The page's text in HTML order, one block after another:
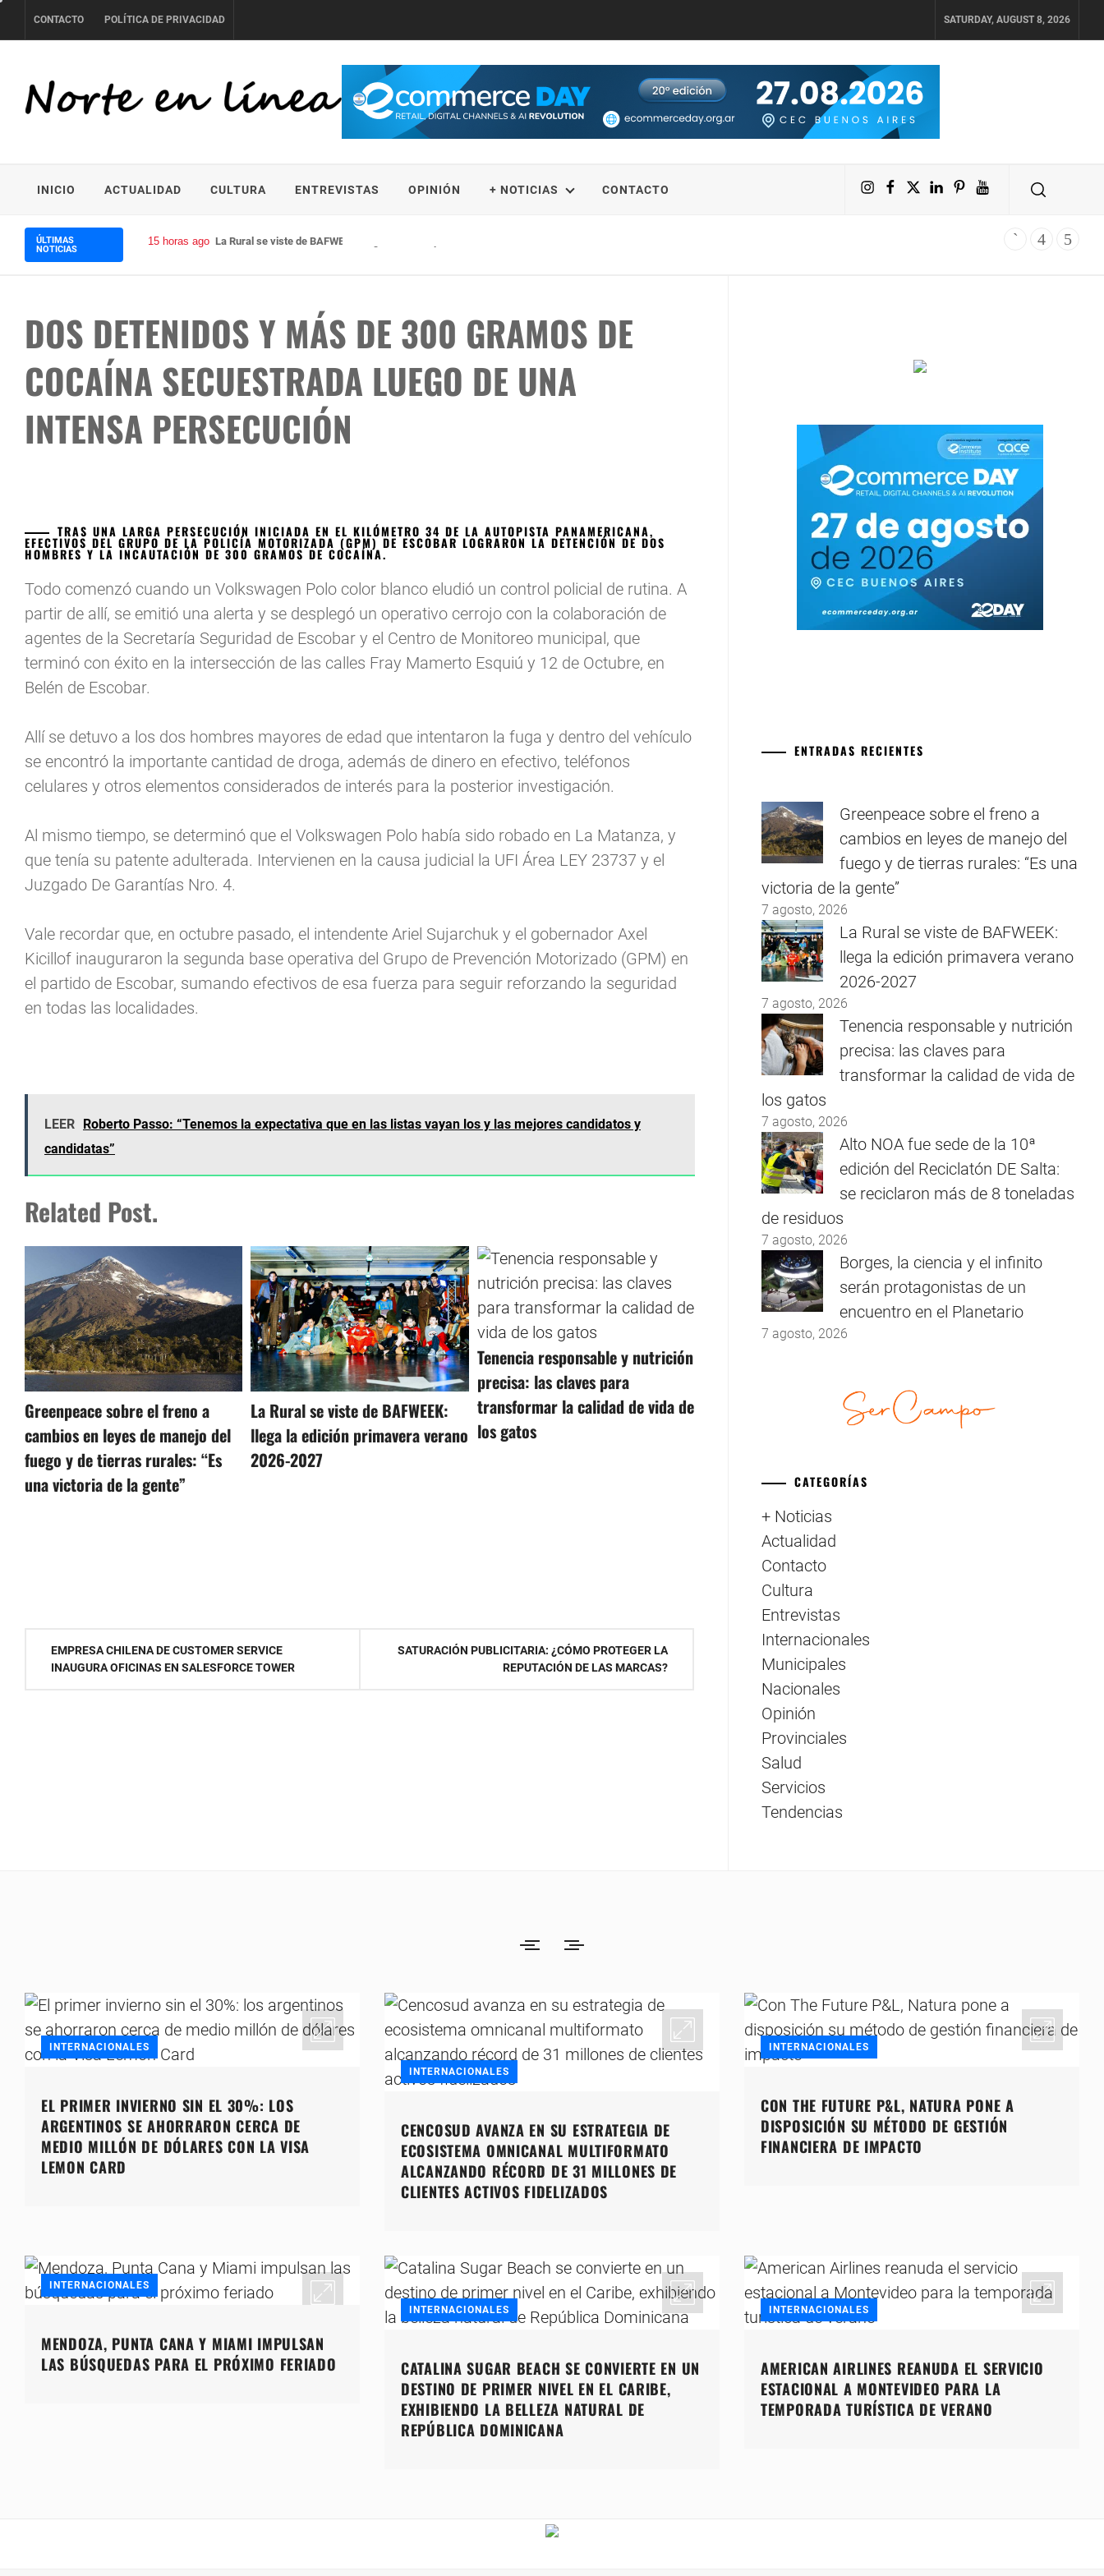
to
CONTACTO POLÍTICA DE PRIVACIDAD SATURDAY, AUGUST 8, 2026
INICIO ACTUALIDAD CULTURA ENTREVISTAS OPINIÓN + NOTICIAS CONTACTO Instagram
Facebook
X LinkedIn
PinterestYouTube
ÚLTIMAS
NOTICIAS
15 horas ago La Rural se viste de BAFWEEK: llega la edición primavera verano 2026-2027
DOS DETENIDOS Y MÁS DE 300 GRAMOS DE
COCAÍNA SECUESTRADA LUEGO DE UNA
INTENSA PERSECUCIÓN
TRAS UNA LARGA PERSECUCIÓN INICIADA EN EL KILÓMETRO 34 DE LA AUTOPISTA PANAMERICANA,
EFECTIVOS DEL GRUPO DE LA POLICÍA MOTORIZADA (GPM) DE ESCOBAR LOGRARON LA DETENCIÓN DE DOS
HOMBRES Y LA INCAUTACIÓN DE 300 GRAMOS DE COCAÍNA.
Todo comenzó cuando un Volkswagen Polo color blanco eludió un control policial de rutina. A
partir de allí, se emitió una alerta y se desplegó un operativo cerrojo con la colaboración de
agentes de la Secretaría Seguridad de Escobar y el Centro de Monitoreo municipal, que
terminó con éxito en la intersección de las calles Fray Mamerto Esquiú y 12 de Octubre, en
Belén de Escobar.
Allí se detuvo a los dos hombres mayores de edad que intentaron la fuga y dentro del vehículo
se encontró la importante cantidad de droga, además de dinero en efectivo, teléfonos
celulares y otros elementos considerados de interés para la posterior investigación.
Al mismo tiempo, se determinó que el Volkswagen Polo había sido robado en La Matanza, y
que tenía su patente adulterada. Intervienen en la causa judicial la UFI Área LEY 23737 y el
Juzgado De Garantías Nro. 4.
Vale recordar que, en octubre pasado, el intendente Ariel Sujarchuk y el gobernador Axel
Kicillof inauguraron la segunda base operativa del Grupo de Prevención Motorizado (GPM) en
el partido de Escobar, sumando efectivos de esa fuerza para seguir reforzando la seguridad
en todas las localidades.
LEER Roberto Passo: “Tenemos la expectativa que en las listas vayan los y las mejores candidatos y
candidatas”
Related Post.
Greenpeace sobre el freno a
cambios en leyes de manejo del
fuego y de tierras rurales: “Es
una victoria de la gente”
La Rural se viste de BAFWEEK:
llega la edición primavera verano
2026-2027
Tenencia responsable y nutrición
precisa: las claves para
transformar la calidad de vida de
los gatos
Navegación
EMPRESA CHILENA DE CUSTOMER SERVICE
INAUGURA OFICINAS EN SALESFORCE TOWER
SATURACIÓN PUBLICITARIA: ¿CÓMO PROTEGER LA
REPUTACIÓN DE LAS MARCAS?
ENTRADAS RECIENTES
Greenpeace sobre el freno a
cambios en leyes de manejo del
fuego y de tierras rurales: “Es una
victoria de la gente”
7 agosto, 2026
La Rural se viste de BAFWEEK:
llega la edición primavera verano
2026-2027
7 agosto, 2026
Tenencia responsable y nutrición
precisa: las claves para
transformar la calidad de vida de
los gatos
7 agosto, 2026
Alto NOA fue sede de la 10ª
edición del Reciclatón DE Salta:
se reciclaron más de 8 toneladas
de residuos
7 agosto, 2026
Borges, la ciencia y el infinito
serán protagonistas de un
encuentro en el Planetario
7 agosto, 2026
CATEGORÍAS
+ Noticias
Actualidad
Contacto
Cultura
Entrevistas
Internacionales
Municipales
Nacionales
Opinión
Provinciales
Salud
Servicios
Tendencias
INTERNACIONALES
EL PRIMER INVIERNO SIN EL 30%: LOS
ARGENTINOS SE AHORRARON CERCA DE
MEDIO MILLÓN DE DÓLARES CON LA VISA
LEMON CARD
INTERNACIONALES
CENCOSUD AVANZA EN SU ESTRATEGIA DE
ECOSISTEMA OMNICANAL MULTIFORMATO
ALCANZANDO RÉCORD DE 31 MILLONES DE
CLIENTES ACTIVOS FIDELIZADOS
INTERNACIONALES
CON THE FUTURE P&L, NATURA PONE A
DISPOSICIÓN SU MÉTODO DE GESTIÓN
FINANCIERA DE IMPACTO
INTERNACIONALES
MENDOZA, PUNTA CANA Y MIAMI IMPULSAN
LAS BÚSQUEDAS PARA EL PRÓXIMO FERIADO
INTERNACIONALES
CATALINA SUGAR BEACH SE CONVIERTE EN UN
DESTINO DE PRIMER NIVEL EN EL CARIBE,
EXHIBIENDO LA BELLEZA NATURAL DE
REPÚBLICA DOMINICANA
INTERNACIONALES
AMERICAN AIRLINES REANUDA EL SERVICIO
ESTACIONAL A MONTEVIDEO PARA LA
TEMPORADA TURÍSTICA DE VERANO